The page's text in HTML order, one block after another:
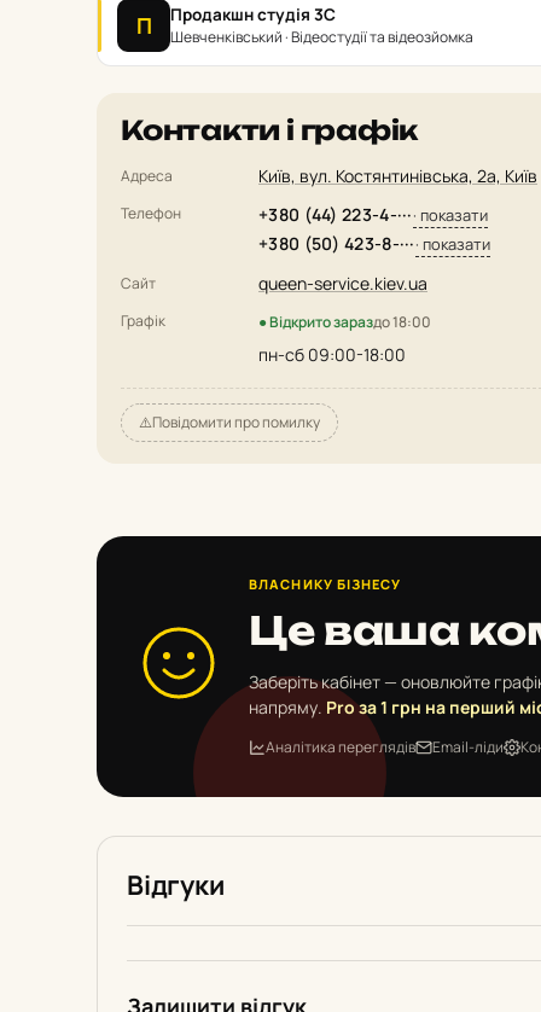
П Продакшн студія 3С
Шевченківський · Відеостудії та відеозйомка
Контакти і графік
Адреса Київ, вул. Костянтинівська, 2а, Київ
Телефон +380 (44) 223-4-···· показати
+380 (50) 423-8-···· показати
Сайт queen-service.kiev.ua
Графік ● Відкрито зараздо 18:00
пн-сб 09:00-18:00
⚠️Повідомити про помилку
ВЛАСНИКУ БІЗНЕСУ
Це ваша
Заберіть кабінет — оновлюйте
напряму. Pro за 1 грн на перший
Аналітика переглядів Email-ліди
Відгуки
Залишити відгук